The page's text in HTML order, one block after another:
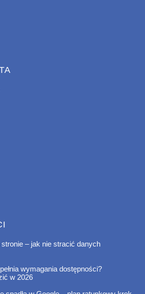
– jak nie stracić danych
wymagania dostępności?
w 2026